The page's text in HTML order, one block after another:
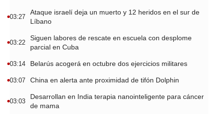
03:27
Ataque israelí deja un muerto y 12 heridos en el sur de
Líbano
03:22
Siguen labores de rescate en escuela con desplome
parcial en Cuba
03:14 Belarús acogerá en octubre dos ejercicios militares
03:07 China en alerta ante proximidad de tifón Dolphin
03:03
Desarrollan en India terapia nanointeligente para cáncer
de mama